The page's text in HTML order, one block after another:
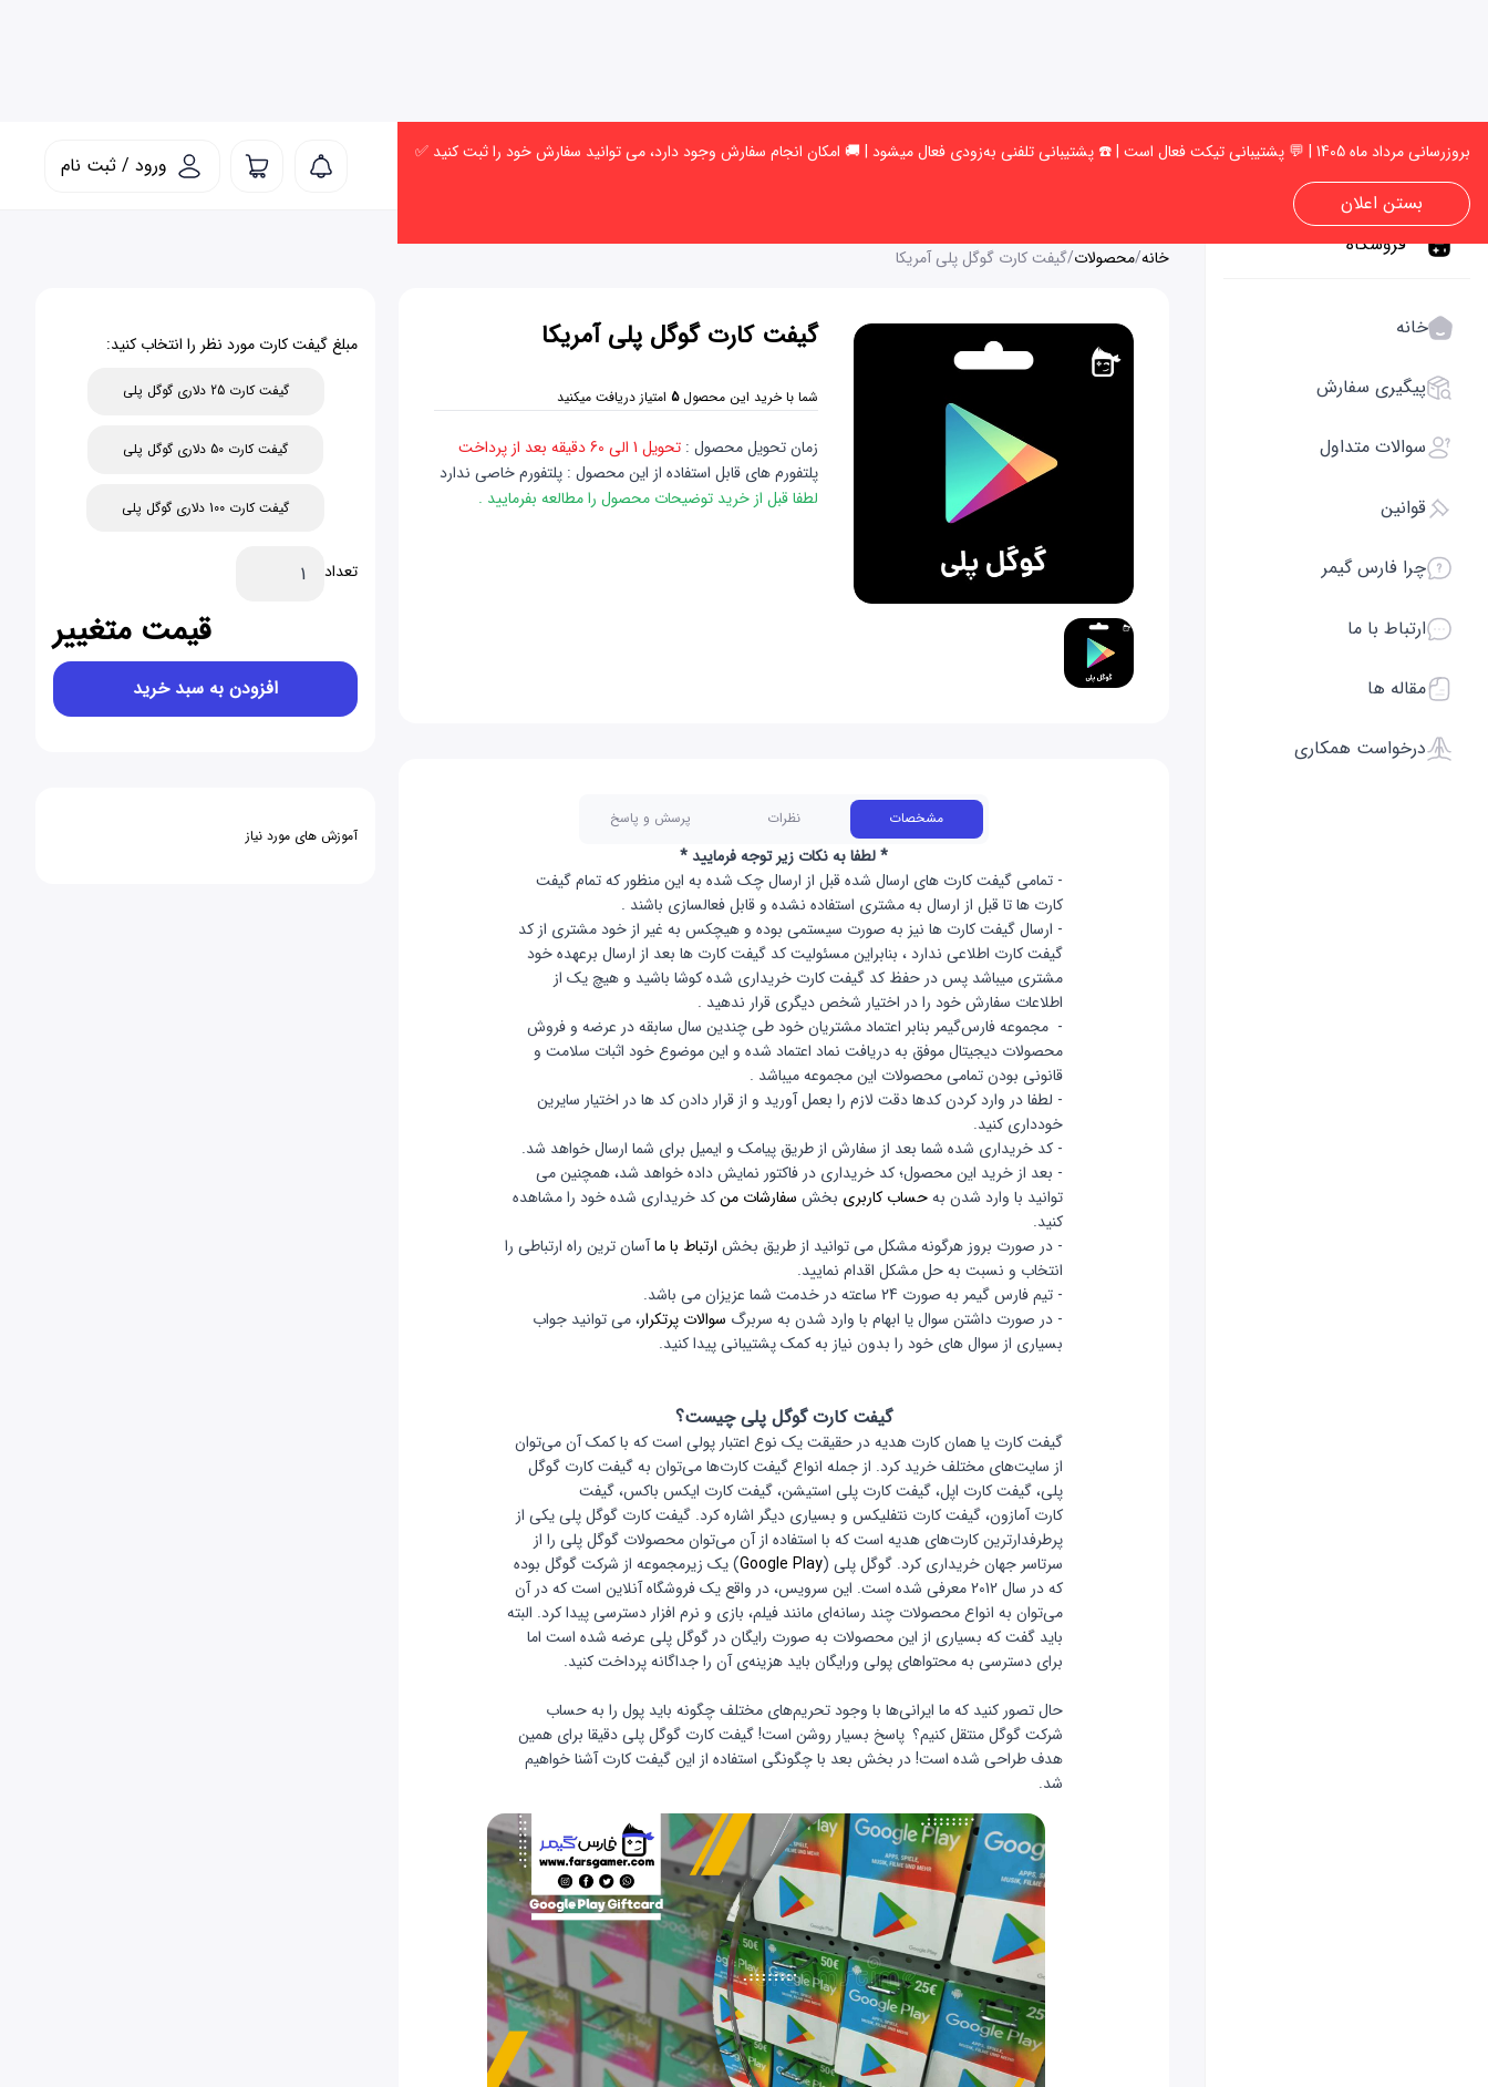
ورود / ثبت نام
فروشگاه
خانه
پیگیری سفارش
سوالات متداول
قوانین
چرا فارس گیمر
ارتباط با ما
مقاله ها
درخواست همکاری
بروزرسانی مرداد ماه 1405 | 💬 پشتیبانی تیکت فعال است | ☎️ پشتیبانی تلفنی به‌زودی فعال میشود | 🚚 امکان انجام سفارش وجود دارد، می توانید سفارش خود را ثبت کنید ✅
بستن اعلان
خانه/محصولات/گیفت کارت گوگل پلی آمریکا
گیفت کارت گوگل پلی آمریکا
شما با خرید این محصول5امتیاز دریافت میکنید
زمان تحویل محصول : تحویل 1 الی 60 دقیقه
بعد از پرداخت
پلتفورم های قابل استفاده از این محصول : پلتفورم خاصی ندارد
لطفا قبل از خرید توضیحات محصول را مطالعه بفرمایید .
مشخصات نظرات پرسش و پاسخ
* لطفا به نکات زیر توجه فرمایید *
- تمامی گیفت کارت های ارسال شده قبل از ارسال چک شده به این منظور که تمام گیفت
کارت ها تا قبل از ارسال به مشتری استفاده نشده و قابل فعالسازی باشند .
- ارسال گیفت کارت ها نیز به صورت سیستمی بوده و هیچکس به غیر از خود مشتری از کد
گیفت کارت اطلاعی ندارد ، بنابراین مسئولیت کد گیفت کارت ها بعد از ارسال برعهده خود
مشتری میباشد پس در حفظ کد گیفت کارت خریداری شده کوشا باشید و هیچ‌ یک از
اطلاعات سفارش خود را در اختیار شخص دیگری قرار ندهید .
- مجموعه فارس‌گیمر بنابر اعتماد مشتریان خود طی چندین سال سابقه در عرضه و فروش
محصولات دیجیتال موفق به دریافت نماد اعتماد شده و این موضوع خود اثبات سلامت و
قانونی بودن تمامی محصولات این مجموعه میباشد .
- لطفا در وارد کردن کدها دقت لازم را بعمل آورید و از قرار دادن کد ها در اختیار سایرین
خودداری کنید.
- کد خریداری شده شما بعد از سفارش از طریق پیامک و ایمیل برای شما ارسال خواهد شد.
- بعد از خرید این محصول؛ کد خریداری در فاکتور نمایش داده خواهد شد، همچنین می
توانید با وارد شدن بهحساب کاربری بخش سفارشات منکد خریداری شده خود را مشاهده
کنید.
- در صورت بروز هرگونه مشکل می توانید از طریق بخش ارتباط با ماآسان ترین راه ارتباطی را
انتخاب و نسبت به حل مشکل اقدام نمایید.
- تیم فارس گیمر به صورت 24 ساعته در خدمت شما عزیزان می باشد.
- در صورت داشتن سوال یا ابهام با وارد شدن به سربرگ سوالات پرتکرار، می توانید جواب
بسیاری از سوال های خود را بدون نیاز به کمک پشتیبانی پیدا کنید.
گیفت کارت گوگل پلی چیست؟
گیفت کارت یا همان کارت هدیه در حقیقت یک نوع اعتبار پولی است که با کمک آن می‌توان
از سایت‌های مختلف خرید کرد. از جمله انواع گیفت کارت‌ها می‌توان به گیفت کارت گوگل
پلی، گیفت کارت اپل، گیفت کارت پلی استیشن، گیفت کارت ایکس باکس، گیفت
کارت آمازون، گیفت کارت نتفلیکس و بسیاری دیگر اشاره کرد. گیفت کارت گوگل پلی یکی از
پرطرفدارترین کارت‌های هدیه است که با استفاده از آن می‌توان محصولات گوگل پلی را از
سرتاسر جهان خریداری کرد. گوگل پلی (Google Play) یک زیرمجموعه از شرکت گوگل بوده
که در سال 2012 معرفی شده است. این سرویس، در واقع یک فروشگاه آنلاین است که در آن
می‌توان به انواع محصولات چند رسانه‌ای مانند فیلم، بازی و نرم افزار دسترسی پیدا کرد. البته
باید گفت که بسیاری از این محصولات به صورت رایگان در گوگل پلی عرضه شده است اما
برای دسترسی به محتواهای پولی ورایگان باید هزینه‌ی آن را جداگانه پرداخت کنید.
حال تصور کنید که ما ایرانی‌ها با وجود تحریم‌های مختلف چگونه باید پول را به حساب
شرکت گوگل منتقل کنیم؟ پاسخ بسیار روشن است! گیفت کارت گوگل پلی دقیقا برای همین
هدف طراحی شده است! در بخش بعد با چگونگی استفاده از این گیفت کارت آشنا خواهیم
شد.
مبلغ گیفت کارت مورد نظر را انتخاب کنید:
گیفت کارت 25 دلاری گوگل پلی
گیفت کارت 50 دلاری گوگل پلی
گیفت کارت 100 دلاری گوگل پلی
تعداد
قیمت متغییر
افزودن به سبد خرید
آموزش های مورد نیاز